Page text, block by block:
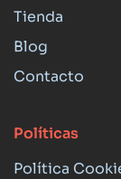
Tienda
Blog
Contacto
Políticas
Política